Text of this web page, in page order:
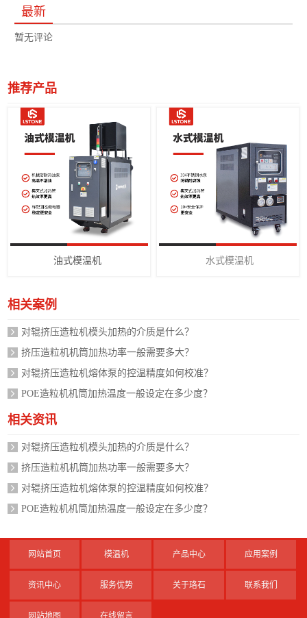
最新
暂无评论
推荐产品
油式模温机 水式模温机
相关案例
对辊挤压造粒机模头加热的介质是什么？
挤压造粒机机筒加热功率一般需要多大？
对辊挤压造粒机熔体泵的控温精度如何校准？
POE造粒机机筒加热温度一般设定在多少度？
相关资讯
对辊挤压造粒机模头加热的介质是什么？
挤压造粒机机筒加热功率一般需要多大？
对辊挤压造粒机熔体泵的控温精度如何校准？
POE造粒机机筒加热温度一般设定在多少度？
网站首页 模温机 产品中心 应用案例
资讯中心 服务优势 关于珞石 联系我们
网站地图 在线留言